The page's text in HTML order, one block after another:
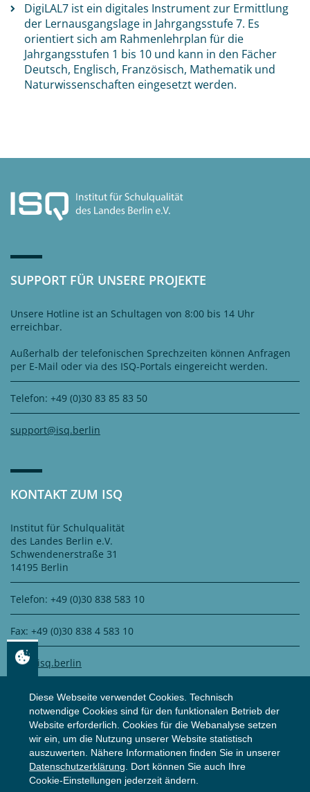
DigiLAL7 ist ein digitales Instrument zur Ermittlung
der Lernausgangslage in Jahrgangsstufe 7. Es
orientiert sich am Rahmenlehrplan für die
Jahrgangsstufen 1 bis 10 und kann in den Fächer
Deutsch, Englisch, Französisch, Mathematik und
Naturwissenschaften eingesetzt werden.
SUPPORT FÜR UNSERE PROJEKTE
Unsere Hotline ist an Schultagen von 8:00 bis 14 Uhr
erreichbar.
Außerhalb der telefonischen Sprechzeiten können Anfragen
per E-Mail oder via des ISQ-Portals eingereicht werden.
Telefon: +49 (0)30 83 85 83 50
support@isq.berlin
KONTAKT ZUM ISQ
Institut für Schulqualität
des Landes Berlin e.V.
Schwendenerstraße 31
14195 Berlin
Telefon: +49 (0)30 838 583 10
Fax: +49 (0)30 838 4 583 10
info@isq.berlin
DATENSCHUTZ
Zertifiziert durch
WS Datenschutz GmbH
Zur Datenschutzerklärung
Diese Webseite verwendet Cookies. Technisch
notwendige Cookies sind für den funktionalen Betrieb der
Website erforderlich. Cookies für die Webanalyse setzen
wir ein, um die Nutzung unserer Website statistisch
auszuwerten. Nähere Informationen finden Sie in unserer
Datenschutzerklärung . Dort können Sie auch Ihre
Cookie-Einstellungen jederzeit ändern.